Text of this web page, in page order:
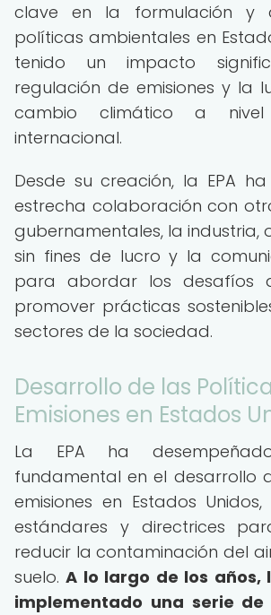
clave en la formulación y
políticas ambientales en
tenido un impacto
regulación de emisiones y la
cambio climático a
internacional.
Desde su creación, la EPA
estrecha colaboración con
gubernamentales, la industria,
sin fines de lucro y la
para abordar los desafíos
promover prácticas
sectores de la sociedad.
Desarrollo de las
Emisiones en Estados
La EPA ha
fundamental en el desarrollo
emisiones en Estados
estándares y directrices
reducir la contaminación del
suelo.A lo largo de los años,
implementado una serie